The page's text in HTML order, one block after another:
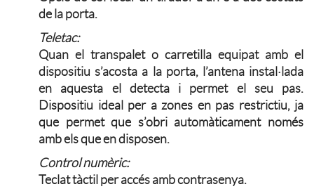
de la porta.
Teletac:
Quan el transpalet o carretilla equipat amb el
dispositiu s’acosta a la porta, l’antena instal·lada
en aquesta el detecta i permet el seu pas.
Dispositiu ideal per a zones en pas restrictiu, ja
que permet que s’obri automàticament només
amb els que en disposen.
Control numèric:
Teclat tàctil per accés amb contrasenya.